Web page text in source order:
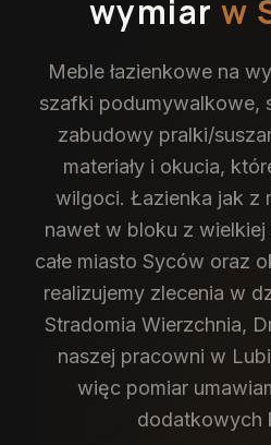
wymiar w
Meble łazienkowe na
szafki podumywalkowe,
zabudowy pralki/
materiały i okucia,
wilgoci. Łazienka jak z
nawet w bloku z wielkiej
całe miasto Syców oraz
realizujemy zlecenia w
Stradomia Wierzchnia,
naszej pracowni w
więc pomiar
dodatkowych